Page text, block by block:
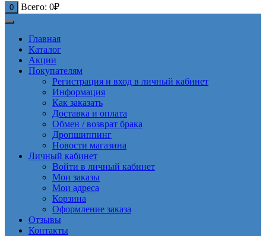
0 Всего: 0₽
Главная
Каталог
Акции
Покупателям
Регистрация и вход в личный кабинет
Информация
Как заказать
Доставка и оплата
Обмен / возврат брака
Дропшиппинг
Новости магазина
Личный кабинет
Войти в личный кабинет
Мои заказы
Мои адреса
Корзина
Оформление заказа
Отзывы
Контакты